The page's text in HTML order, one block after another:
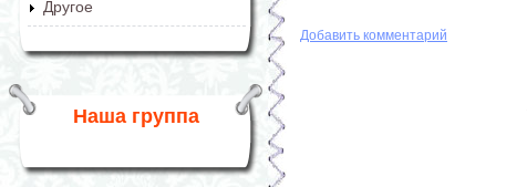
Другое
Наша группа
Добавить комментарий